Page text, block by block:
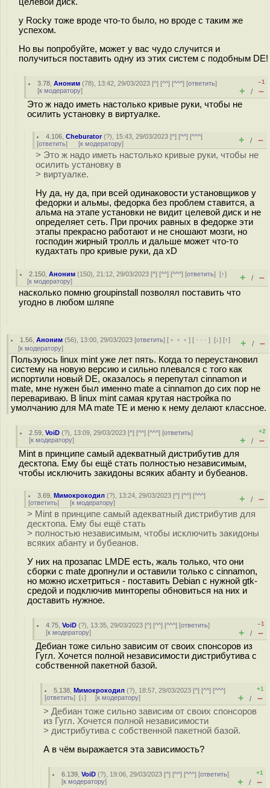
у Rocky тоже вроде что-то было, но вроде с таким же
успехом.
Но вы попробуйте, может у вас чудо случится и
получиться поставить одну из этих систем с подобным DE!
3.78 ,Аноним (78), 13:42, 29/03/2023 [^] [^^] [^^^] [ответить]
[к модератору]
–1
+ / –
Это ж надо иметь настолько кpивые руки, чтобы не
осилить установку в виртуалке.
4.106 ,Cheburator(?), 15:43, 29/03/2023 [^] [^^] [^^^]
[ответить] [к модератору] + / –
> Это ж надо иметь настолько кpивые руки, чтобы не
осилить установку в
> виртуалке.
Ну да, ну да, при всей одинаковости установщиков у
федорки и альмы, федорка без проблем ставится, а
альма на этапе установки не видит целевой диск и не
определяет сеть. При прочих равных в федорке эти
этапы прекрасно работают и не сношают мозги, но
господин жирный тролль и дальше может что-то
кудахтать про кривые руки, да xD
2.150 ,Аноним (150), 21:12, 29/03/2023 [^] [^^] [^^^] [ответить][↑]
[к модератору] + / –
насколько помню groupinstall позволял поставить что
угодно в любом шляпе
1.56 ,Аноним (56), 13:00, 29/03/2023 [ответить] [ ﹢﹢﹢] [ · · ·][↓] [↑]
[к модератору] + / –
Пользуюсь linux mint уже лет пять. Когда то переустановил
систему на новую версию и сильно плевался с того как
испортили новый DE, оказалось я перепутал сinnamon и
mate, мне нужен был именно mate а сinnamon до сих пор не
перевариваю. В linux mint самая крутая настройка по
умолчанию для MA mate TE и меню к нему делают классное.
2.59 ,VoiD (?), 13:09, 29/03/2023 [^] [^^] [^^^] [ответить]
[к модератору]
+2
+ / –
Mint в принципе самый адекватный дистрибутив для
десктопа. Ему бы ещё стать полностью независимым,
чтобы исключить закидоны всяких абанту и бубеанов.
3.69 ,Мимокрокодил (?), 13:24, 29/03/2023 [^] [^^] [^^^]
[ответить] [к модератору] + / –
> Mint в принципе самый адекватный дистрибутив для
десктопа. Ему бы ещё стать
> полностью независимым, чтобы исключить закидоны
всяких абанту и бубеанов.
У них на прозапас LMDE есть, жаль только, что они
сборки с mate дропнули и оставили только с cinnamon,
но можно исхетриться - поставить Debian с нужной gtk-
средой и подключив минторепы обновиться на них и
доставить нужное.
4.75 ,VoiD (?), 13:35, 29/03/2023 [^] [^^] [^^^] [ответить]
[к модератору]
–1
+ / –
Дебиан тоже сильно зависим от своих спонсоров из
Гугл. Хочется полной независимости дистрибутива с
собственной пакетной базой.
5.138 ,Мимокрокодил (?), 18:57, 29/03/2023 [^] [^^] [^^^]
[ответить] [↓] [к модератору]
+1
+ / –
> Дебиан тоже сильно зависим от своих спонсоров
из Гугл. Хочется полной независимости
> дистрибутива с собственной пакетной базой.
А в чём выражается эта зависимость?
6.139 ,VoiD (?), 19:06, 29/03/2023 [^] [^^] [^^^] [ответить]
[к модератору]
+1
+ / –